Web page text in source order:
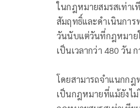
ในกฎหมายสมรสเท่า
สัมฤทธิ์และดำเนินกา
วันนับแต่วันที่กฎหมาย
เป็นเวลากว่า 480 วัน
โดยสามารถจำแนกก
เป็นกฎหมายที่แม้ยังไ